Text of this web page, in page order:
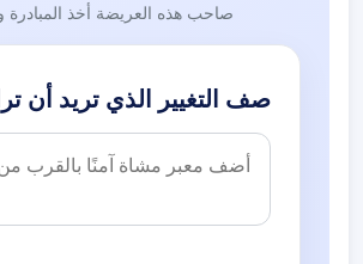
صاحب هذه العريضة أخذ المبادرة
صف التغيير الذي تريد أن